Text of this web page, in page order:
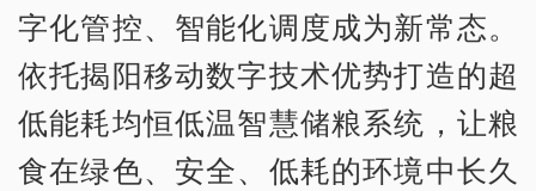
字化管控、智能化调度成为新常态。
依托揭阳移动数字技术优势打造的超
低能耗均恒低温智慧储粮系统，让粮
食在绿色、安全、低耗的环境中长久